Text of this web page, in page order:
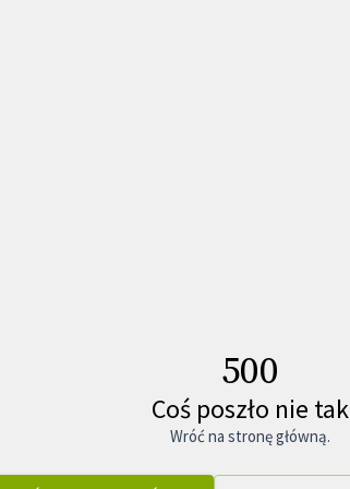
500
Coś poszło nie tak
Wróć na stronę główną.